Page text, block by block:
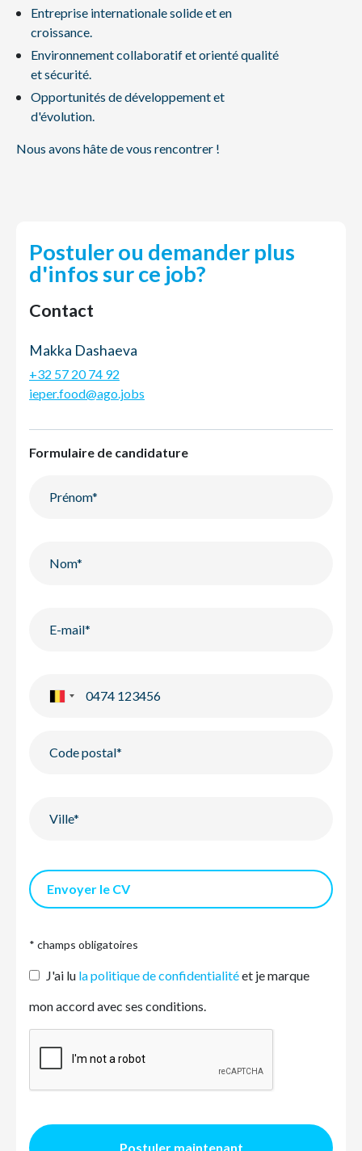
Entreprise internationale solide et en
croissance.
Environnement collaboratif et orienté qualité
et sécurité.
Opportunités de développement et
d'évolution.
Nous avons hâte de vous rencontrer !
Postuler ou demander plus
d'infos sur ce job?
Contact
Makka Dashaeva
+32 57 20 74 92
ieper.food@ago.jobs
Formulaire de candidature
Envoyer le CV
* champs obligatoires
J'ai lu la politique de confidentialitéet je marque
mon accord avec ses conditions.
Postuler maintenant